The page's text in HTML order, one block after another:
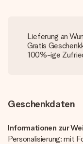
Lieferung an
Gratis
100%-ige
Geschenkdaten
Informationen zur
Personalisierung: mit